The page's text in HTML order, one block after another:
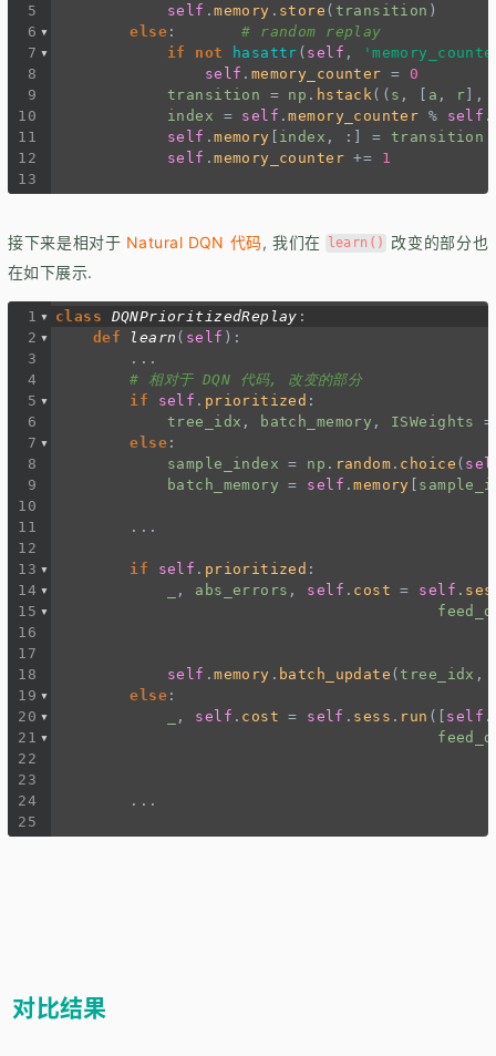
5
self .memory . store ( transition )
6
else : # random replay
7
if not hasattr ( self ,
8
self . memory_counter = 0
9
transition = np . hstack (( s , [ a , r],
10
index = self .memory_counter % self .
11
self .memory [ index , :] =
transition
12
self .memory_counter +=
1
13
接下来是相对于 Natural DQN 代码, 我们在 learn()
改变的部分也
在如下展示.
1 class DQNPrioritizedReplay :
2
def learn ( self ):
3
...
4
# 相对于 DQN 代码, 改变的部分
5
if self . prioritized :
6
tree_idx , batch_memory , ISWeights
=
7
else :
8
sample_index = np . random . choice (
9
batch_memory = self .memory [
10
11
...
12
13
if self . prioritized :
14
, abs_errors , self . cost = self .
15
16
17
18
self .memory . batch_update ( tree_idx ,
19
else :
20
, self . cost = self . sess . run ([ self .
21
22
23
24
...
25
对比结果